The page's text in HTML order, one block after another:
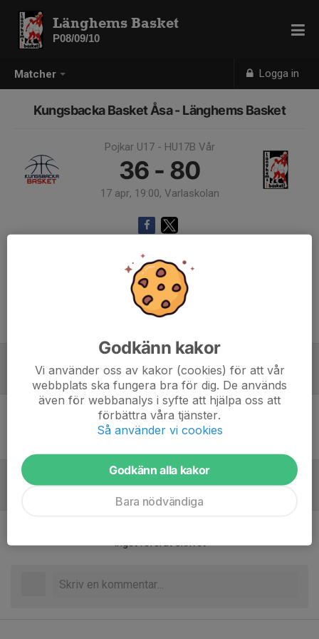
Matcher Logga in
Länghems Basket
P08/09/10
Kungsbacka Basket Åsa - Länghems Basket
Pojkar U17 - HU17B Vår
36 - 80
17 apr, 19:00, Varlaskolan
Samling 16:45, Länghems idrottshall
Endast kallade kunde anmäla sig till aktiviteten. 13 personer var kallade.
Logga in här
Skriv om ni behöver skjuts och ni som kör, skriv gärna hur många
Laguppställning
Ingen uppställning ifylld
Inget referat skrivet
Godkänn kakor
Vi använder oss av kakor (cookies) för att vår
webbplats ska fungera bra för dig. De används
även för webbanalys i syfte att hjälpa oss att
förbättra våra tjänster.
Så använder vi cookies
Godkänn alla kakor
Bara nödvändiga